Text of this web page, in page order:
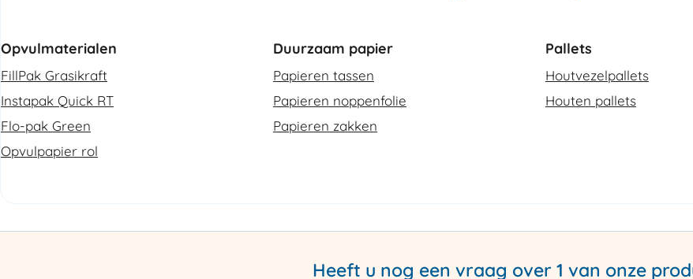
Opvulmaterialen
FillPak Grasikraft
Instapak Quick RT
Flo-pak Green
Opvulpapier rol
Duurzaam papier
Papieren tassen
Papieren noppenfolie
Papieren zakken
Pallets
Houtvezelpallets
Houten pallets
Heeft u nog een vraag over 1 van onze